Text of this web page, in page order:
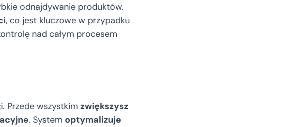
odnajdywanie produktów.
, co jest kluczowe w przypadku
nad całym procesem
Przede wszystkim zwiększysz
. System optymalizuje